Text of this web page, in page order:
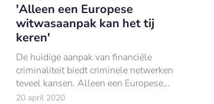
'Alleen een Europese
witwasaanpak kan het tij
keren'
De huidige aanpak van financiële
criminaliteit biedt criminele netwerken
teveel kansen. Alleen een Europese
witwasaanpak kan het tij nog keren.
20 april 2020